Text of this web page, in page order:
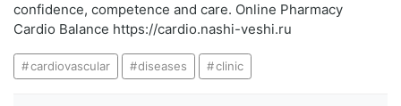
confidence, competence and care. Online Pharmacy
Cardio Balance https://cardio.nashi-veshi.ru
cardiovascular diseases clinic